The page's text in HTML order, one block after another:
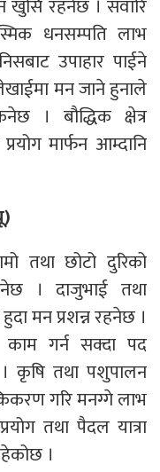
खुसि रहनेछ । सवारि
धनसम्पति लाभ
उपाहार पाईने
मन जाने हुनाले
। बौद्धिक क्षेत्र
मार्फन आम्दानि
तथा छोटो दुरिको
। दाजुभाई तथा
मन प्रशन्न रहनेछ ।
काम गर्न सक्दा पद
। कृषि तथा पशुपालन
गरि मनग्गे लाभ
तथा पैदल यात्रा
।